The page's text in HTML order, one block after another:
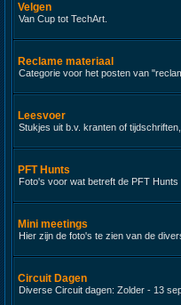
Velgen
Van Cup tot TechArt.
Reclame materiaal
Categorie voor het posten van
Leesvoer
Stukjes uit b.v. kranten of
PFT Hunts
Foto's voor wat betreft de PFT Hunts
Mini meetings
Hier zijn de foto's te zien van de
Circuit Dagen
Diverse Circuit dagen: Zolder - 13